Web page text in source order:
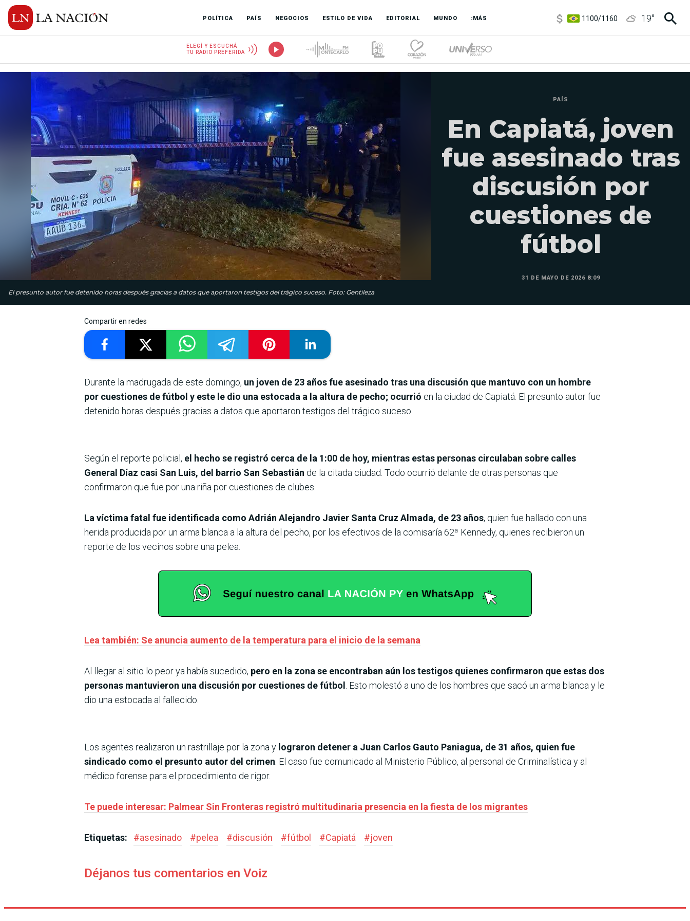
POLÍTICA PAÍS NEGOCIOS ESTILO DE VIDA EDITORIAL MUNDO :MÁS
3,8/4
19°
ELEGÍ Y ESCUCHÁ
TU RADIO PREFERIDA
El presunto autor fue detenido horas después gracias a datos que aportaron testigos del trágico suceso. Foto: Gentileza
PAÍS
En Capiatá, joven
fue asesinado tras
discusión por
cuestiones de
fútbol
31 DE MAYO DE 2026 8:09
Compartir en redes
Durante la madrugada de este domingo, un joven de 23 años fue asesinado tras una discusión que mantuvo con un hombre
por cuestiones de fútbol y este le dio una estocada a la altura de pecho; ocurrió en la ciudad de Capiatá. El presunto autor fue
detenido horas después gracias a datos que aportaron testigos del trágico suceso.
Según el reporte policial, el hecho se registró cerca de la 1:00 de hoy, mientras estas personas circulaban sobre calles
General Díaz casi San Luis, del barrio San Sebastián de la citada ciudad. Todo ocurrió delante de otras personas que
confirmaron que fue por una riña por cuestiones de clubes.
La víctima fatal fue identificada como Adrián Alejandro Javier Santa Cruz Almada, de 23 años, quien fue hallado con una
herida producida por un arma blanca a la altura del pecho, por los efectivos de la comisaría 62ª Kennedy, quienes recibieron un
reporte de los vecinos sobre una pelea.
Lea también: Se anuncia aumento de la temperatura para el inicio de la semana
Al llegar al sitio lo peor ya había sucedido, pero en la zona se encontraban aún los testigos quienes confirmaron que estas dos
personas mantuvieron una discusión por cuestiones de fútbol
. Esto molestó a uno de los hombres que sacó un arma blanca y le
dio una estocada al fallecido.
Los agentes realizaron un rastrillaje por la zona y lograron detener a Juan Carlos Gauto Paniagua, de 31 años, quien fue
sindicado como el presunto autor del crimen . El caso fue comunicado al Ministerio Público, al personal de Criminalística y al
médico forense para el procedimiento de rigor.
Te puede interesar: Palmear Sin Fronteras registró multitudinaria presencia en la fiesta de los migrantes
Etiquetas: #asesinado #pelea #discusión #fútbol #Capiatá #joven
Déjanos tus comentarios en Voiz